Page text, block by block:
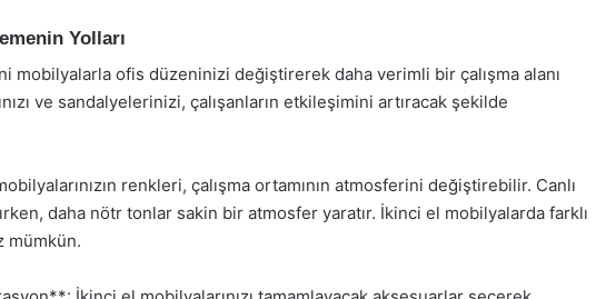
Yolları
mobilyalarla ofis düzeninizi değiştirerek daha verimli bir çalışma alanı
ve sandalyelerinizi, çalışanların etkileşimini artıracak şekilde
renkleri, çalışma ortamının atmosferini değiştirebilir. Canlı
daha nötr tonlar sakin bir atmosfer yaratır. İkinci el mobilyalarda farklı
mümkün.